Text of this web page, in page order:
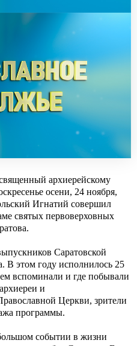
архиерейскому
осени, 24 ноября,
Игнатий совершил
святых первоверховных
Саратовской
В этом году исполнилось 25
вспоминали и где побывали
и
Церкви, зрители
программы.
событии в жизни